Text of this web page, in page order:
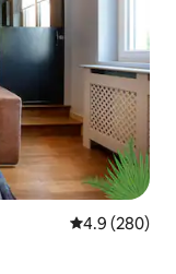
평점 4.9점(5
4.9 (280)